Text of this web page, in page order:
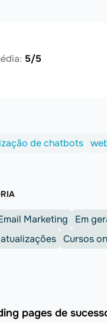
5/5
de chatbots
Marketing Em
Cursos
pages de